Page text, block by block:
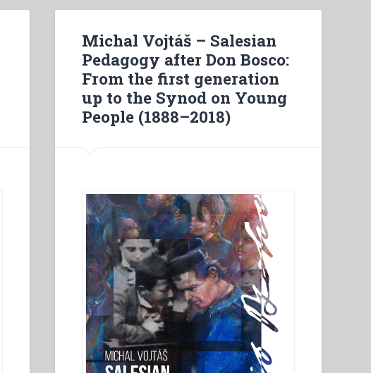
Michal Vojtáš – Salesian
Pedagogy after Don Bosco:
From the first generation
up to the Synod on Young
People (1888–2018)